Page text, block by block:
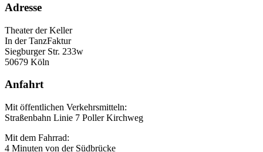
Adresse
Theater der Keller
In der TanzFaktur
Siegburger Str. 233w
50679 Köln
Anfahrt
Mit öffentlichen Verkehrsmitteln:
Straßenbahn Linie 7 Poller Kirchweg
Mit dem Fahrrad:
4 Minuten von der Südbrücke